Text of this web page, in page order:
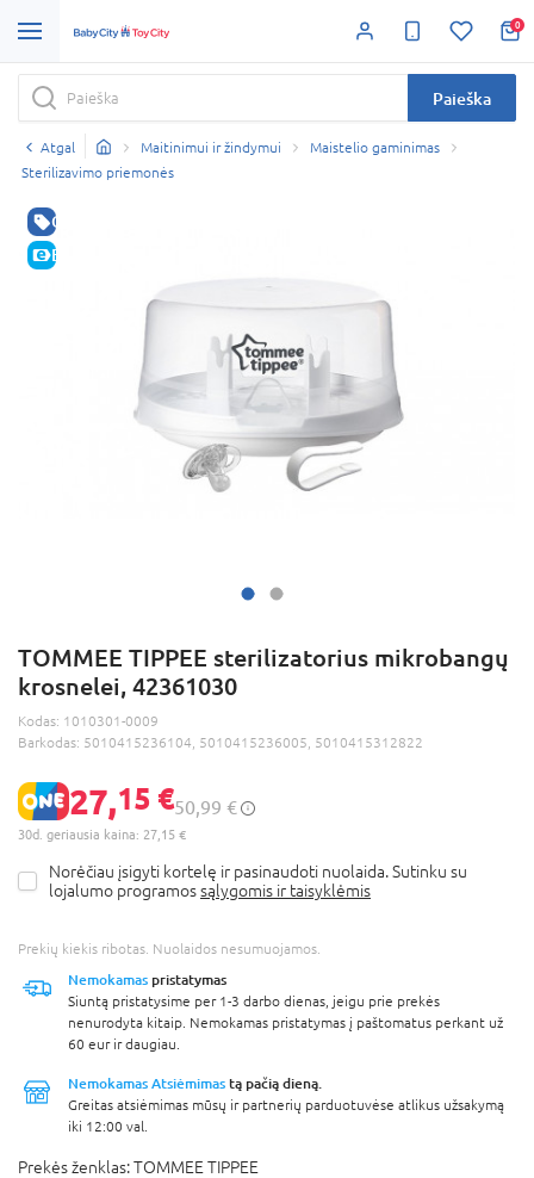
0
Paieška
Atgal Maitinimui ir žindymui
Maistelio gaminimas
Sterilizavimo priemonės
GERA KAINA
E-KAINA
TOMMEE TIPPEE sterilizatorius mikrobangų
krosnelei, 42361030
Kodas: 1010301-0009
Barkodas: 5010415236104, 5010415236005, 5010415312822
27,15 €50,99 €
30d. geriausia kaina: 27,15 €
Norėčiau įsigyti kortelę ir pasinaudoti nuolaida. Sutinku su
lojalumo programossąlygomis ir taisyklėmis
Prekių kiekis ribotas. Nuolaidos nesumuojamos.
Nemokamas pristatymas
Siuntą pristatysime per 1-3 darbo dienas, jeigu prie prekės
nenurodyta kitaip. Nemokamas pristatymas į paštomatus perkant už
60 eur ir daugiau.
Nemokamas Atsiėmimas tą pačią dieną.
Greitas atsiėmimas mūsų ir partnerių parduotuvėse atlikus užsakymą
iki 12:00 val.
Prekės ženklas:TOMMEE TIPPEE